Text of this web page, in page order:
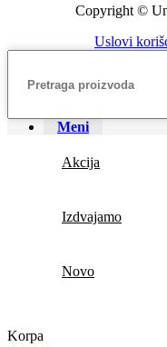
Copyright ©
Uslovi
Meni
Akcija
Izdvajamo
Novo
Korpa